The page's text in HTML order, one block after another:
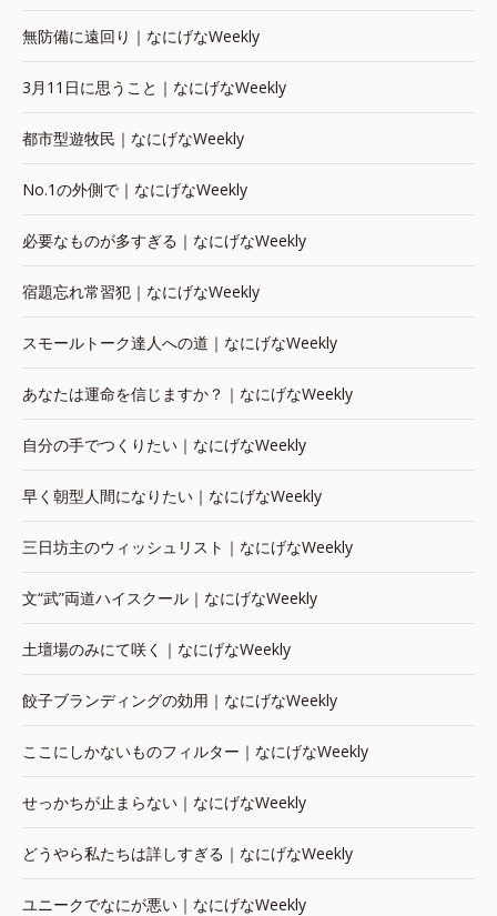
無防備に遠回り｜なにげなWeekly
3月11日に思うこと｜なにげなWeekly
都市型遊牧民｜なにげなWeekly
No.1の外側で｜なにげなWeekly
必要なものが多すぎる｜なにげなWeekly
宿題忘れ常習犯｜なにげなWeekly
スモールトーク達人への道｜なにげなWeekly
あなたは運命を信じますか？｜なにげなWeekly
自分の手でつくりたい｜なにげなWeekly
早く朝型人間になりたい｜なにげなWeekly
三日坊主のウィッシュリスト｜なにげなWeekly
文“武”両道ハイスクール｜なにげなWeekly
土壇場のみにて咲く｜なにげなWeekly
餃子ブランディングの効用｜なにげなWeekly
ここにしかないものフィルター｜なにげなWeekly
せっかちが止まらない｜なにげなWeekly
どうやら私たちは詳しすぎる｜なにげなWeekly
ユニークでなにが悪い｜なにげなWeekly